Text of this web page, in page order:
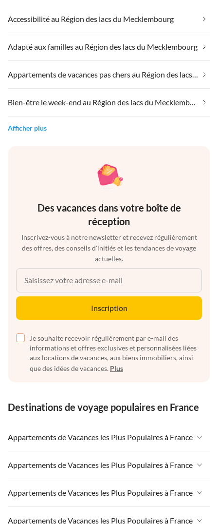
Accessibilité au Région des lacs du Mecklembourg
Adapté aux familles au Région des lacs du Mecklembourg
Appartements de vacances pas chers au Région des lacs du Mecklembourg
Bien-être le week-end au Région des lacs du Mecklembourg
Afficher plus
Des vacances dans votre boîte de
réception
Inscrivez-vous à notre newsletter et recevez régulièrement
des offres, des conseils d'initiés et les tendances de voyage
actuelles.
Inscription
Je souhaite recevoir régulièrement par e-mail des
informations et offres exclusives et personnalisées liées
aux locations de vacances, aux biens immobiliers, ainsi
que des idées de vacances. Plus
Destinations de voyage populaires en France
Appartements de Vacances les Plus Populaires à France
Appartements de Vacances à France
Appartements de Vacances à Paris-Ile de France
Appartements de Vacances à Paris
Appartements de Vacances les Plus Populaires à France
Appartements de Vacances à France
Appartements de Vacances à Paris-Ile de France
Appartements de Vacances les Plus Populaires à France
Appartements de Vacances à France
Appartements de Vacances les Plus Populaires à France